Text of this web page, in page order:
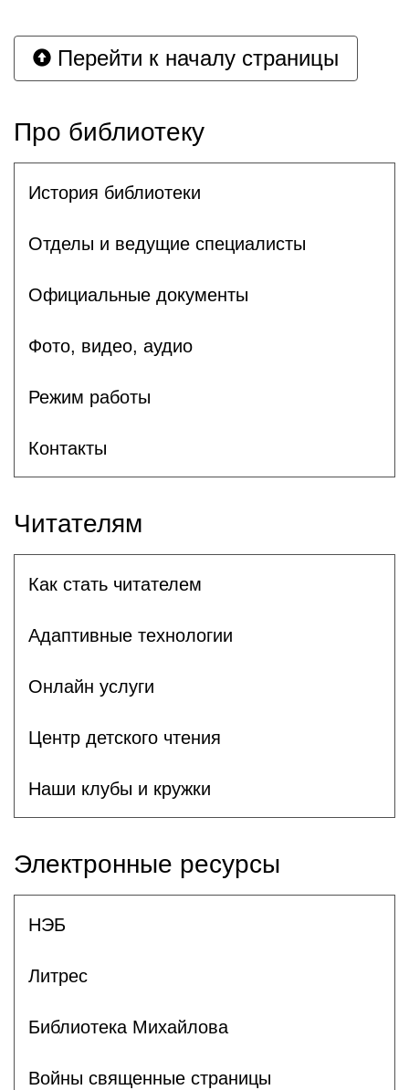
Перейти к началу страницы
Про библиотеку
История библиотеки
Отделы и ведущие специалисты
Официальные документы
Фото, видео, аудио
Режим работы
Контакты
Читателям
Как стать читателем
Адаптивные технологии
Онлайн услуги
Центр детского чтения
Наши клубы и кружки
Электронные ресурсы
НЭБ
Литрес
Библиотека Михайлова
Войны священные страницы